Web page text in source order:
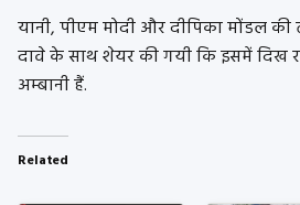
यानी, पीएम मोदी और दीपिका मोंडल
दावे के साथ शेयर की गयी कि इसमें दिख
अम्बानी हैं.
Related